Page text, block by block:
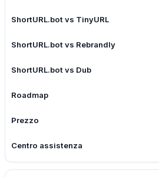
ShortURL.bot vs TinyURL
ShortURL.bot vs Rebrandly
ShortURL.bot vs Dub
Roadmap
Prezzo
Centro assistenza